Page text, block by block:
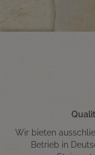
Wir bieten
Betrieb in